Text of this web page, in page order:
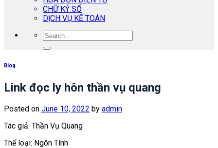
CHỮ KÝ SỐ
DỊCH VỤ KẾ TOÁN
Blog
Link đọc ly hôn thần vụ quang
Posted on June 10, 2022 by admin
Tác giả: Thần Vụ Quang
Thể loại: Ngôn Tình